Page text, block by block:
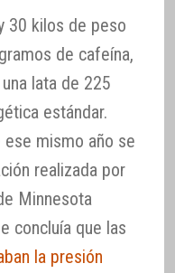
30 kilos de peso
de cafeína,
lata de 225
estándar.
mismo año se
realizada por
Minnesota
concluía que las
la presión